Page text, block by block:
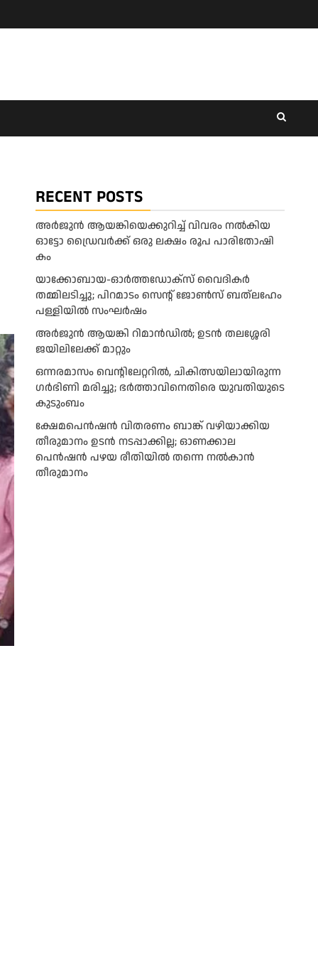
RECENT POSTS
അ​ർ​ജു​ൻ ആ​യ​ങ്കി​യെ​ക്കു​റി​ച്ച് വി​വ​രം ന​ൽ​കി​യ
ഓ​ട്ടോ ഡ്രൈ​വ​ർ​ക്ക് ഒ​രു ല​ക്ഷം രൂ​പ പാ​രി​തോ​ഷി​
കം
യാക്കോബായ-ഓർത്തഡോക്സ് വൈദികർ
തമ്മിലടിച്ചു; പിറമാടം സെന്റ്‌ ജോൺസ് ബത്ലഹേം
പള്ളിയിൽ സംഘർഷം
അര്‍ജുന്‍ ആയങ്കി റിമാന്‍ഡില്‍; ഉടന്‍ തലശ്ശേരി
ജയിലിലേക്ക് മാറ്റും
ഒന്നരമാസം വെന്റിലേറ്ററിൽ, ചികിത്സയിലായിരുന്ന
ഗർഭിണി മരിച്ചു; ഭർത്താവിനെതിരെ യുവതിയുടെ
കുടുംബം
ക്ഷേമപെൻഷൻ വിതരണം ബാങ്ക് വഴിയാക്കിയ
തീരുമാനം ഉടൻ നടപ്പാക്കില്ല; ഓണക്കാല
പെൻഷൻ പഴയ രീതിയിൽ തന്നെ നൽകാൻ
തീരുമാനം